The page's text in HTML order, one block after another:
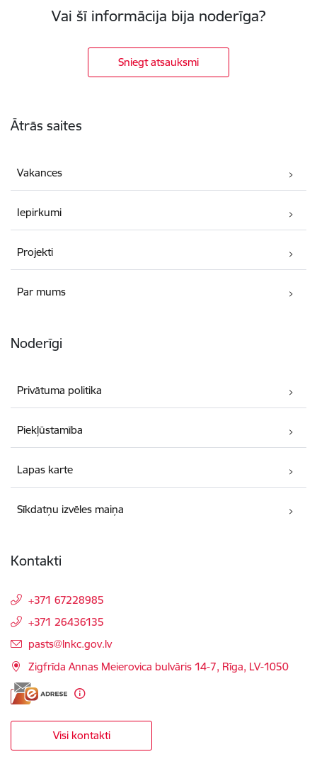
Vai šī informācija bija noderīga?
Sniegt atsauksmi
Ātrās saites
Vakances
Iepirkumi
Projekti
Par mums
Noderīgi
Privātuma politika
Piekļūstamība
Lapas karte
Sīkdatņu izvēles maiņa
Kontakti
+371 67228985
+371 26436135
E-pasts:
pasts@lnkc.gov.lv
Zigfrīda Annas Meierovica bulvāris 14-7, Rīga, LV-1050
Visi kontakti